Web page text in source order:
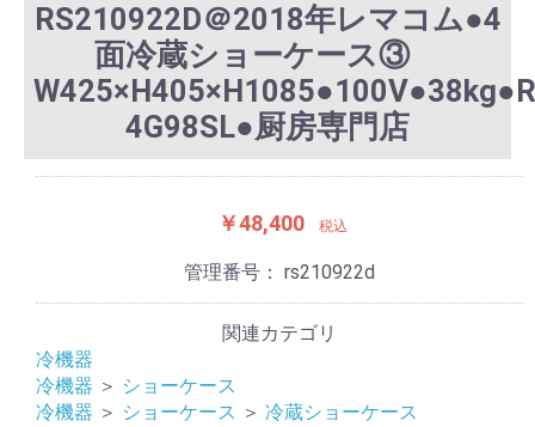
RS210922D＠2018年レマコム●4
面冷蔵ショーケース③
4G98SL●厨房専門店
￥48,400 税込
管理番号： rs210922d
関連カテゴリ
冷機器
冷機器 ＞ ショーケース
冷機器 ＞ ショーケース ＞ 冷蔵ショーケース